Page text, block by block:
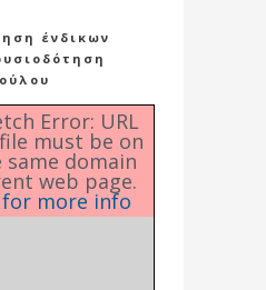
ένδικων
Error: URL
must be on
same domain
web page.
for more info